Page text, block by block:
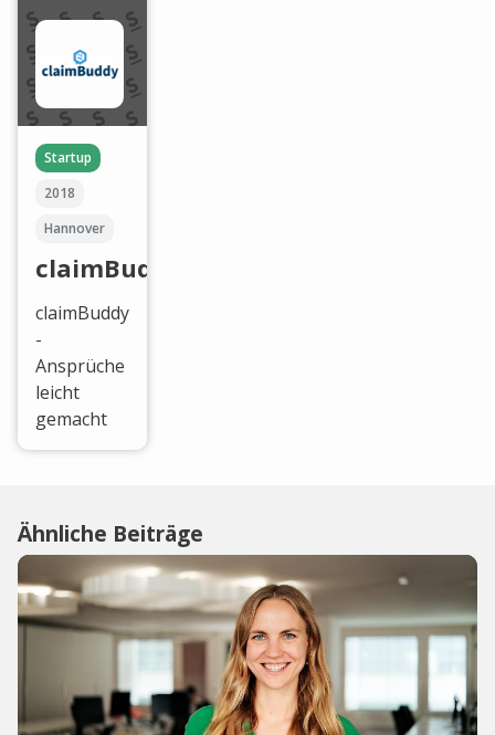
Startup
2018
Hannover
claimBuddy
claimBuddy
-
Ansprüche
leicht
gemacht
Ähnliche Beiträge